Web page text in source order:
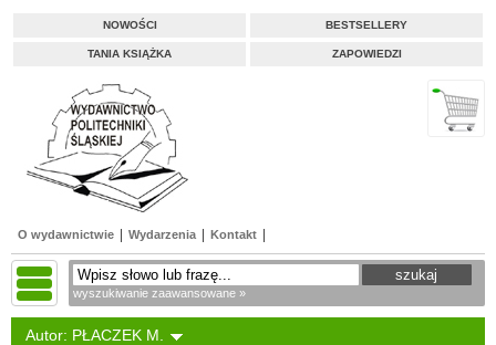
NOWOŚCI BESTSELLERY
TANIA KSIĄŻKA ZAPOWIEDZI
O wydawnictwie Wydarzenia Kontakt
wyszukiwanie zaawansowane »
Autor: PŁACZEK M.